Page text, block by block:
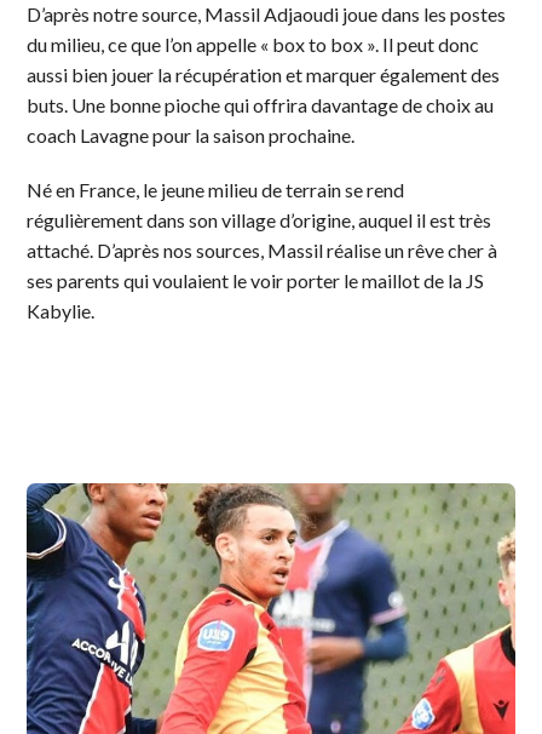
D’après notre source, Massil Adjaoudi joue dans les postes
du milieu, ce que l’on appelle « box to box ». Il peut donc
aussi bien jouer la récupération et marquer également des
buts. Une bonne pioche qui offrira davantage de choix au
coach Lavagne pour la saison prochaine.
Né en France, le jeune milieu de terrain se rend
régulièrement dans son village d’origine, auquel il est très
attaché. D’après nos sources, Massil réalise un rêve cher à
ses parents qui voulaient le voir porter le maillot de la JS
Kabylie.